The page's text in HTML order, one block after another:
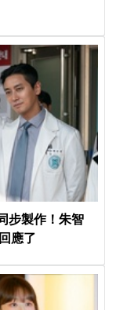
步製作！朱智
應了